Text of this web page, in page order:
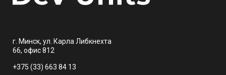
г. Минск, ул. Карла Либкнехта
66, офис 812
+375 (33) 663 84 13